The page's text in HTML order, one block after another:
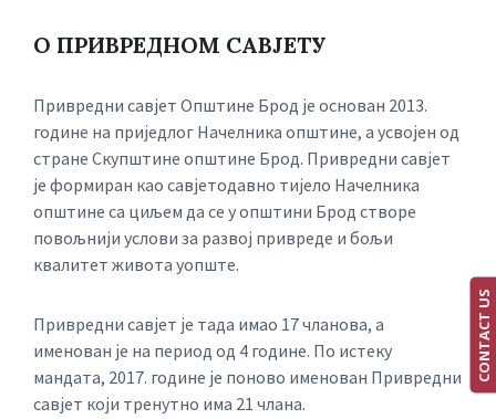
О ПРИВРЕДНОМ САВЈЕТУ
Привредни савјет Општине Брод је основан 2013.
године на приједлог Начелника општине, а усвојен од
стране Скупштине општине Брод. Привредни савјет
је формиран као савјетодавно тијело Начелника
општине са циљем да се у општини Брод створе
повољнији услови за развој привреде и бољи
квалитет живота уопште.
Привредни савјет је тада имао 17 чланова, а
именован је на период од 4 године. По истеку
мандата, 2017. године је поново именован Привредни
савјет који тренутно има 21 члана.
CONTACT US